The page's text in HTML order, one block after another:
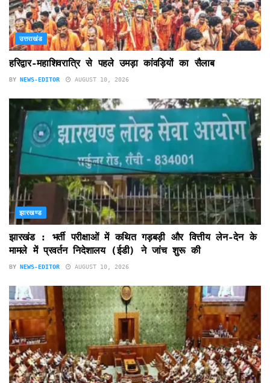
उत्तराखंड
हरिद्वार-महाशिवरात्रि से पहले उमड़ा कांवड़ियों का सैलाब
BY NEWS-EDITOR AUGUST 10, 2026
झारखण्ड
झारखंड : भर्ती परीक्षाओं में कथित गड़बड़ी और वित्तीय लेन-देन के
मामले में प्रवर्तन निदेशालय (ईडी) ने जांच शुरू की
BY NEWS-EDITOR AUGUST 10, 2026